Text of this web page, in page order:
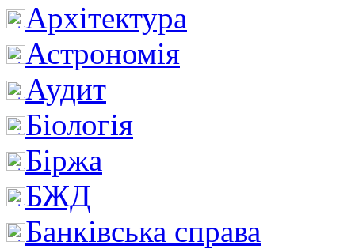
Архітектура
Астрономія
Аудит
Біологія
Біржа
БЖД
Банківська справа